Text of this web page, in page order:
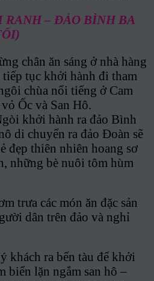
RANH – ĐẢO BÌNH BA
chân ăn sáng ở nhà hàng
tiếp tục khởi hành đi tham
chùa nổi tiếng ở Cam
Ốc và San Hô.
khởi hành ra đảo Bình
di chuyển ra đảo Đoàn sẽ
đẹp thiên nhiên hoang sơ
những bè nuôi tôm hùm
trưa các món ăn đặc sản
dân trên đảo và nghỉ
khách ra bến tàu để khởi
biển lặn ngắm san hô –